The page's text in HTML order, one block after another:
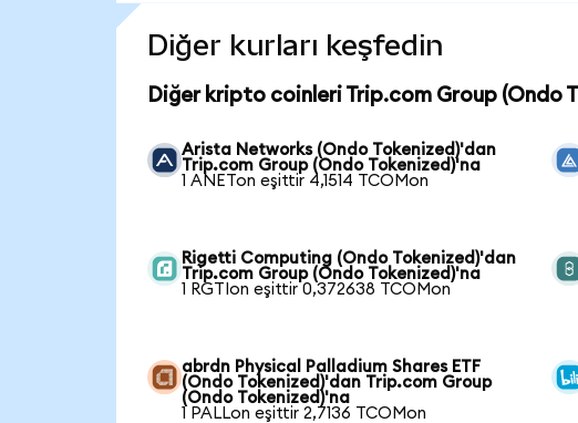
Diğer kurları keşfedin
Diğer kripto coinleri Trip.com Group (Ondo
Arista Networks (Ondo Tokenized)'dan
Trip.com Group (Ondo Tokenized)'na
1 ANETon eşittir 4,1514 TCOMon
Rigetti Computing (Ondo Tokenized)'dan
Trip.com Group (Ondo Tokenized)'na
1 RGTIon eşittir 0,372638 TCOMon
abrdn Physical Palladium Shares ETF
(Ondo Tokenized)'dan Trip.com Group
(Ondo Tokenized)'na
1 PALLon eşittir 2,7136 TCOMon